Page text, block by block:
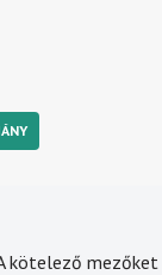
kötelező mezőket